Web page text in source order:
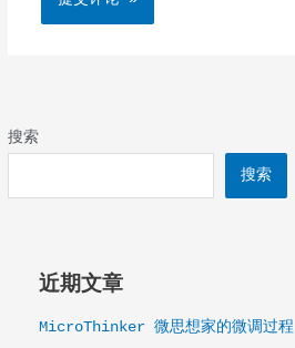
搜索
搜索
近期文章
MicroThinker 微思想家的微调过程